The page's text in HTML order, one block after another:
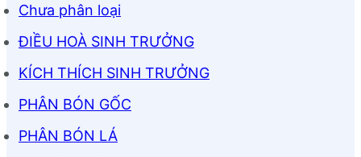
Chưa phân loại
ĐIỀU HOÀ SINH TRƯỞNG
KÍCH THÍCH SINH TRƯỞNG
PHÂN BÓN GỐC
PHÂN BÓN LÁ